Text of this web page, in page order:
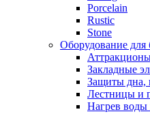
Porcelain
Rustic
Stone
Оборудование для
Закладные
Защиты дна,
Лестницы и
Нагрев воды